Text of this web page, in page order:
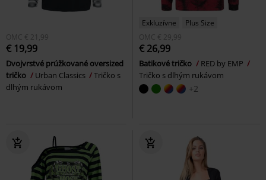
OMC € 21,99
€ 19,99
Dvojvrstvé prúžkované oversized
tričko
Urban Classics
Tričko s
dlhým rukávom
Exkluzívne
Plus Size
OMC € 29,99
€ 26,99
Batikové tričko
RED by EMP
Tričko s dlhým rukávom
+2